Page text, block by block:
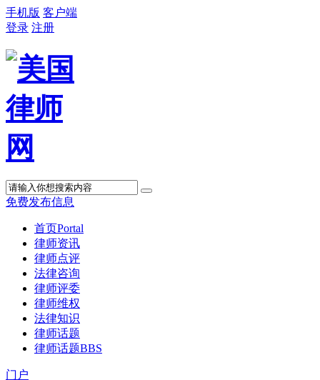
手机版 客户端
登录 注册
免费发布信息
首页Portal
律师资讯
律师点评
法律咨询
律师评委
律师维权
法律知识
律师话题
律师话题BBS
门户